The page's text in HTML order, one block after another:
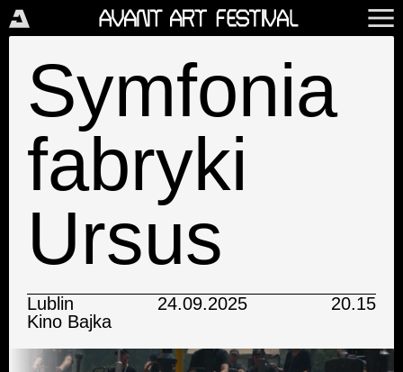
Symfonia
fabryki
Ursus
Lublin 24.09.2025
20.15
Kino Bajka